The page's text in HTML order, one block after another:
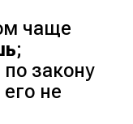
чаще
;
закону
не